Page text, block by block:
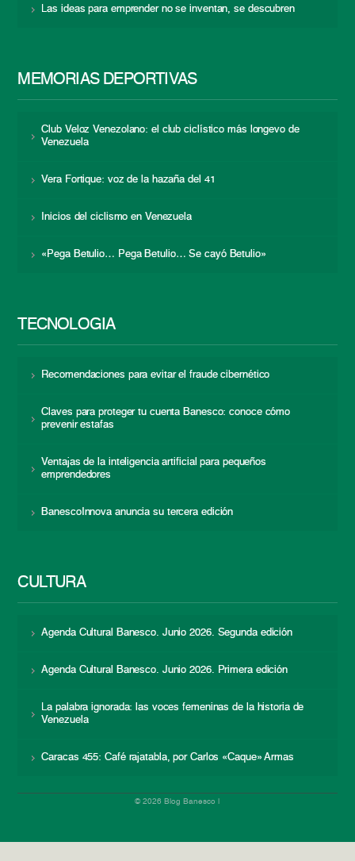
Las ideas para emprender no se inventan, se descubren
MEMORIAS DEPORTIVAS
Club Veloz Venezolano: el club ciclístico más longevo de
Venezuela
Vera Fortique: voz de la hazaña del 41
Inicios del ciclismo en Venezuela
«Pega Betulio… Pega Betulio… Se cayó Betulio»
TECNOLOGÍA
Recomendaciones para evitar el fraude cibernético
Claves para proteger tu cuenta Banesco: conoce cómo
prevenir estafas
Ventajas de la inteligencia artificial para pequeños
emprendedores
BanescoInnova anuncia su tercera edición
CULTURA
Agenda Cultural Banesco. Junio 2026. Segunda edición
Agenda Cultural Banesco. Junio 2026. Primera edición
La palabra ignorada: las voces femeninas de la historia de
Venezuela
Caracas 455: Café rajatabla, por Carlos «Caque» Armas
© 2026 Blog Banesco |